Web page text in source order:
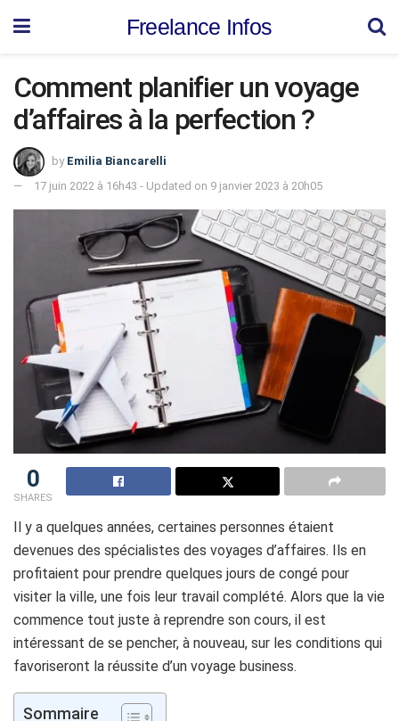
Freelance Infos
Comment planifier un voyage
d’affaires à la perfection ?
by Emilia Biancarelli
17 juin 2022 à 16h43 - Updated on 9 janvier 2023 à 20h05
0
SHARES
Il y a quelques années, certaines personnes étaient
devenues des spécialistes des voyages d’affaires. Ils en
profitaient pour prendre quelques jours de congé pour
visiter la ville, une fois leur travail complété. Alors que la vie
commence tout juste à reprendre son cours, il est
intéressant de se pencher, à nouveau, sur les conditions qui
favoriseront la réussite d’un voyage business.
Sommaire